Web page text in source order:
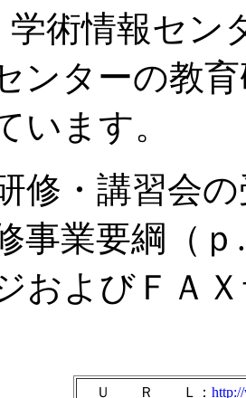
学術情報セン
ンターの教
います。
修・講習会の
事業要綱（
およびＦＡ
Ｕ Ｒ Ｌ：